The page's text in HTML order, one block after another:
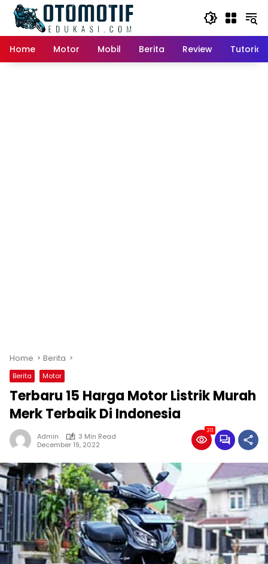
content
Home
Motor Mobil Berita Review Tutorial
Home Berita
Berita Motor
Terbaru 15 Harga Motor Listrik Murah
Merk Terbaik Di Indonesia
Admin
3 Min Read
December 19, 2022
311